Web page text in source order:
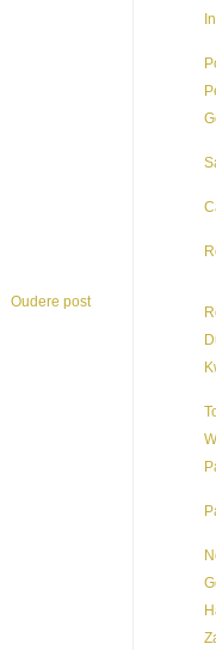
Oudere post